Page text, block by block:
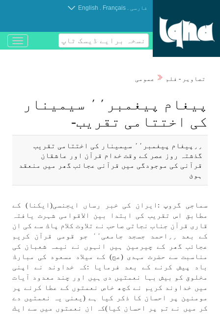
فارسی .
Français
.
English
نسخہ برایے ڈیسک ٹاپ
باز
و
تصاوير - فلم عمومی
پيغام پيغمبر٬٬ سيمينار
كی اختتامی تقريب-
٫٫پيغام پيغمبر٬٬ سيمينار كی اختتامی تقريب
گذشتہ روز عصر كے وقت خدام قرآن اور عاشقان
قرآنی كی موجودگی میں قرآنی عجاﺋب گھر میں منعقد
ہوئ
سماجی گروپ :ايران كی خبر رساں ايجنسی(ايكنا) كے
مطابق اس تقريب كی ابتدا بين الاقوامی شہرت يافتہ
قاری قرآن جناب نجاتی صاحب نے تلاوت كلام پاك سے كی ان
كے بعد ٫٫احمد جسجد جامعی٬٬ جو قومی قرآن كريم
عجاﺋب گھر كے چيرمين ہیں انہوں نے نيمہ شعبان كی
مناسبت سے حضرت مہدی (عج) كے ميلاد مسعود كی مبارك
باد پيش كرنے كے بعد فرمايا :كہ خداوند نے اپنی
مخلوق كو بيش بہا نعمتیں دی ہیں اور چند معدود آيات
میں خداوند كريم نے كچھ خاص نعمتوں كے عطا كرنے پر
مومنين پر احسان كا ذكر كيا ہے (يعنی یہ نعمتیں دے
كر میں نے تم پر احسان كيا)كہ ان نعمتوں میں سے ايك